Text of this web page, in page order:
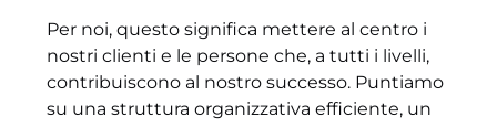
Per noi, questo significa mettere al centro i
nostri clienti e le persone che, a tutti i livelli,
contribuiscono al nostro successo. Puntiamo
su una struttura organizzativa efficiente, un